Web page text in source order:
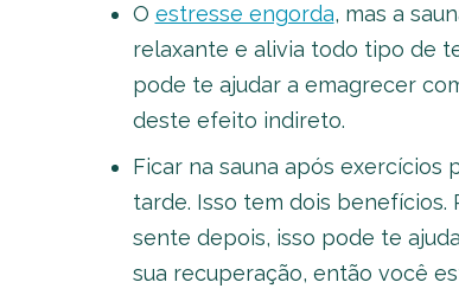
O estresse engorda, mas a
relaxante e alivia todo tipo de
pode te ajudar a emagrecer
deste efeito indireto.
Ficar na sauna após exercícios
tarde. Isso tem dois
sente depois, isso pode te
sua recuperação, então você